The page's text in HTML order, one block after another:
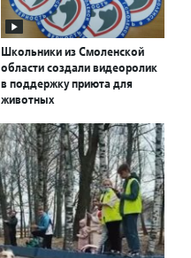
Школьники из Смоленской
области создали видеоролик
в поддержку приюта для
животных